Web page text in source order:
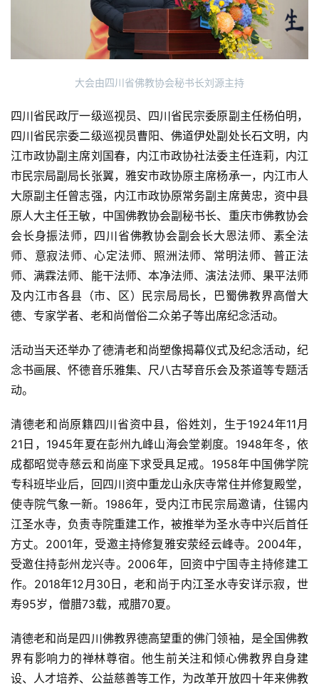
益
佛
教
人
物
寺
院
巡
礼
视
纪
录
佛
教
艺
术
政
策
法
规
免
声
明
登录 注册
大会由四川省佛教协会秘书长刘源主持
四川省民政厅一级巡视员、四川省民宗委原副主任杨伯明，
四川省民宗委二级巡视员曹阳、佛道伊处副处长石文明，内
江市政协副主席刘国春，内江市政协社法委主任连莉，内江
市民宗局副局长张翼，雅安市政协原主席杨承一，内江市人
大原副主任曾志强，内江市政协原常务副主席黄忠，资中县
原人大主任王敏，中国佛教协会副秘书长、重庆市佛教协会
会长身振法师，四川省佛教协会副会长大恩法师、素全法
师、意寂法师、心定法师、照洲法师、常明法师、普正法
师、满霖法师、能干法师、本净法师、演法法师、果平法师
及内江市各县（市、区）民宗局局长，巴蜀佛教界高僧大
德、专家学者、老和尚僧俗二众弟子等出席纪念活动。
活动当天还举办了德清老和尚塑像揭幕仪式及纪念活动，纪
念书画展、怀德音乐雅集、尺八古琴音乐会及茶道等专题活
动。
清德老和尚原籍四川省资中县，俗姓刘，生于1924年11月
21日，1945年夏在彭州九峰山海会堂剃度。1948年冬，依
成都昭觉寺慈云和尚座下求受具足戒。1958年中国佛学院
专科班毕业后，回四川资中重龙山永庆寺常住并修复殿堂，
使寺院气象一新。1986年，受内江市民宗局邀请，住锡内
江圣水寺，负责寺院重建工作，被推举为圣水寺中兴后首任
方丈。2001年，受邀主持修复雅安荥经云峰寺。2004年，
受邀住持彭州龙兴寺。2006年，回资中宁国寺主持修建工
作。2018年12月30日，老和尚于内江圣水寺安详示寂，世
寿95岁，僧腊73载，戒腊70夏。
清德老和尚是四川佛教界德高望重的佛门领袖，是全国佛教
界有影响力的禅林尊宿。他生前关注和倾心佛教界自身建
设、人才培养、公益慈善等工作，为改革开放四十年来佛教